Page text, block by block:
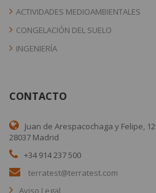
ACTIVIDADES MEDIOAMBIENTALES
CONGELACIÓN DEL SUELO
INGENIERÍA
CONTACTO
Juan de Arespacochaga y Felipe, 12
28037 Madrid
+34 914 237 500
terratest@terratest.com
Aviso Legal